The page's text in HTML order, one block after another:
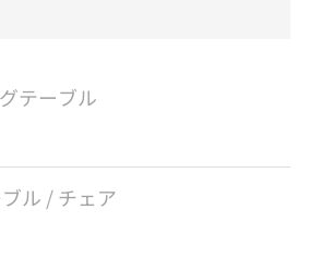
テーブル
ル / チェア